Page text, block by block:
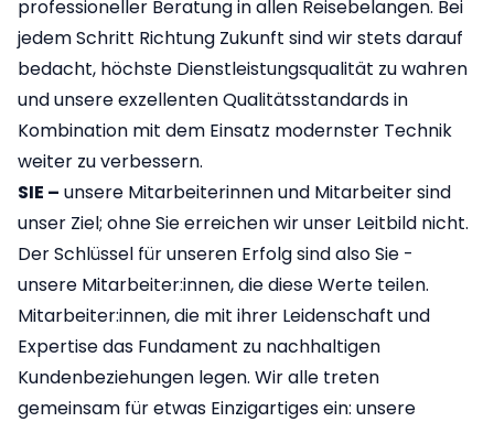
professioneller Beratung in allen Reisebelangen. Bei
jedem Schritt Richtung Zukunft sind wir stets darauf
bedacht, höchste Dienstleistungsqualität zu wahren
und unsere exzellenten Qualitätsstandards in
Kombination mit dem Einsatz modernster Technik
weiter zu verbessern.
SIE – unsere Mitarbeiterinnen und Mitarbeiter sind
unser Ziel; ohne Sie erreichen wir unser Leitbild nicht.
Der Schlüssel für unseren Erfolg sind also Sie -
unsere Mitarbeiter:innen, die diese Werte teilen.
Mitarbeiter:innen, die mit ihrer Leidenschaft und
Expertise das Fundament zu nachhaltigen
Kundenbeziehungen legen. Wir alle treten
gemeinsam für etwas Einzigartiges ein: unsere